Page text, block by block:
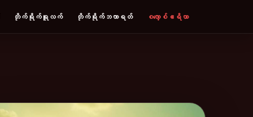
တိုက်ရိုက်ရူလက် တိုက်ရိုက်ဘကာရတ် စလော့စ်ဧရိယာ